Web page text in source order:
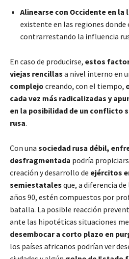
Alinearse con Occidente en
existente en las regiones donde
contrarrestando la influencia
En caso de producirse, estos
viejas rencillas a nivel interno en
complejo creando, con el tiempo,
cada vez más radicalizadas y
en la posibilidad de un conflicto
rusa.
Con una sociedad rusa débil,
desfragmentada podría
creación y desarrollo de ejércitos
semiestatales que, a diferencia
años 90, estén compuestos por
batalla. La posible reacción
ante las hipotéticas situaciones
desembocar a corto plazo en
los países africanos podrían ver